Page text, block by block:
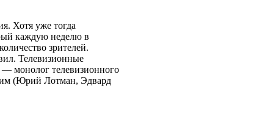
Хотя уже тогда
каждую неделю в
зрителей.
Телевизионные
монолог телевизионного
(Юрий Лотман, Эдвард